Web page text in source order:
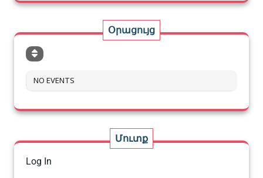
Օրացույց
NO EVENTS
Մուտք
Log In